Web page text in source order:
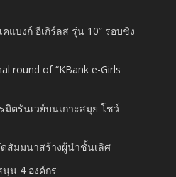
คแบงก์ อีเกิร์ลส รุ่น 10” รอบชิง
round of “KBank e-Girls
มิตรันเวย์บนเกาะสมุย โชว์
สัมมนาสร้างผู้นำชั้นเลิศ
น 4 องค์กร